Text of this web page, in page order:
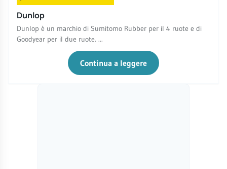
Dunlop
Dunlop è un marchio di Sumitomo Rubber per il 4 ruote e di
Goodyear per il due ruote. ...
Continua a leggere